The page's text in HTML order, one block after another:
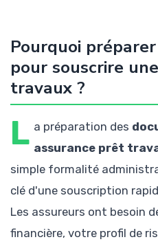
Pourquoi
pour souscrire
travaux ?
L a préparation des
assurance prêt
simple formalité
clé d'une souscription
Les assureurs ont besoin
financière, votre profil de